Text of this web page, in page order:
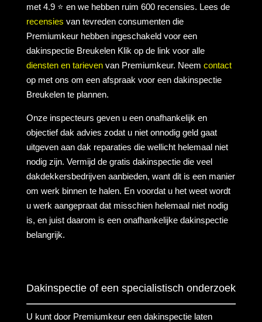
met 4.9 ⭐ en we hebben ruim 600 recensies. Lees de
recensies van tevreden consumenten die
Premiumkeur hebben ingeschakeld voor een
dakinspectie Breukelen Klik op de link voor alle
diensten en tarievenvan Premiumkeur. Neem contact
op met ons om een afspraak voor een dakinspectie
Breukelen te plannen.
Onze inspecteurs geven u een onafhankelijk en
objectief dak advies zodat u niet onnodig geld gaat
uitgeven aan dak reparaties die wellicht helemaal niet
nodig zijn. Vermijd de gratis dakinspectie die veel
dakdekkersbedrijven aanbieden, want dit is een manier
om werk binnen te halen. En voordat u het weet wordt
u werk aangepraat dat misschien helemaal niet nodig
is, en juist daarom is een onafhankelijke dakinspectie
belangrijk.
Dakinspectie of een specialistisch onderzoek
U kunt door Premiumkeur een dakinspectie laten